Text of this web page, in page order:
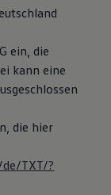
ein, die
kann eine
die hier
TXT/?